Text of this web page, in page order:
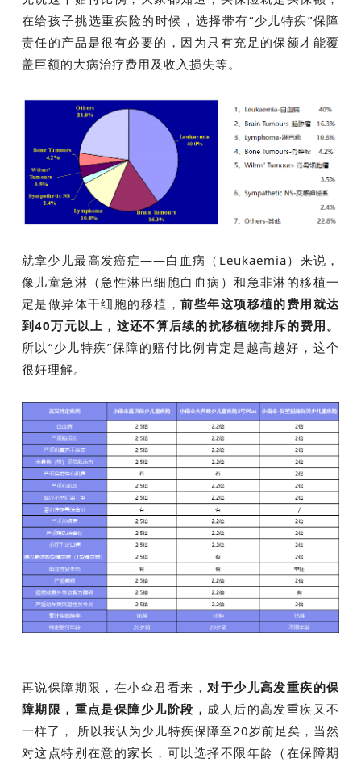
在给孩子挑选重疾险的时候，选择带有“少儿特疾”保障
责任的产品是很有必要的，因为只有充足的保额才能覆
盖巨额的大病治疗费用及收入损失等。
就拿少儿最高发癌症——白血病（Leukaemia）来说，
像儿童急淋（急性淋巴细胞白血病）和急非淋的移植一
定是做异体干细胞的移植，前些年这项移植的费用就达
到40万元以上，这还不算后续的抗移植物排斥的费用。
所以“少儿特疾”保障的赔付比例肯定是越高越好，这个
很好理解。
再说保障期限，在小伞君看来，对于少儿高发重疾的保
障期限，重点是保障少儿阶段， 成人后的高发重疾又不
一样了， 所以我认为少儿特疾保障至20岁前足矣，当然
对这点特别在意的家长，可以选择不限年龄（在保障期